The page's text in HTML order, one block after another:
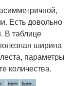
Есть довольно
В таблице
ширина
параметры
количества.